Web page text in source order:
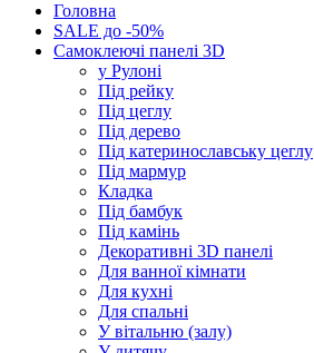
Головна
SALE до -50%
Самоклеючі панелі 3D
у Рулоні
Під рейку
Під цеглу
Під дерево
Під катеринославську цеглу
Під мармур
Кладка
Під бамбук
Під камінь
Декоративні 3D панелі
Для ванної кімнати
Для кухні
Для спальні
У вітальню (залу)